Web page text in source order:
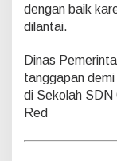
dengan baik
dilantai.
Dinas
tanggapan
di Sekolah SDN
Red